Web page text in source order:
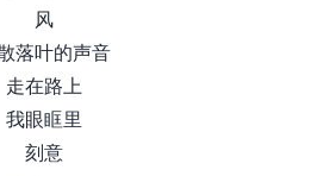
风
落叶的声音
走在路上
我眼眶里
刻意